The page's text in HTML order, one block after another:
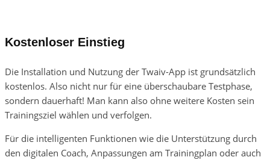
Kostenloser Einstieg
Die Installation und Nutzung der Twaiv-App ist grundsätzlich
kostenlos. Also nicht nur für eine überschaubare Testphase,
sondern dauerhaft! Man kann also ohne weitere Kosten sein
Trainingsziel wählen und verfolgen.
Für die intelligenten Funktionen wie die Unterstützung durch
den digitalen Coach, Anpassungen am Trainingplan oder auch